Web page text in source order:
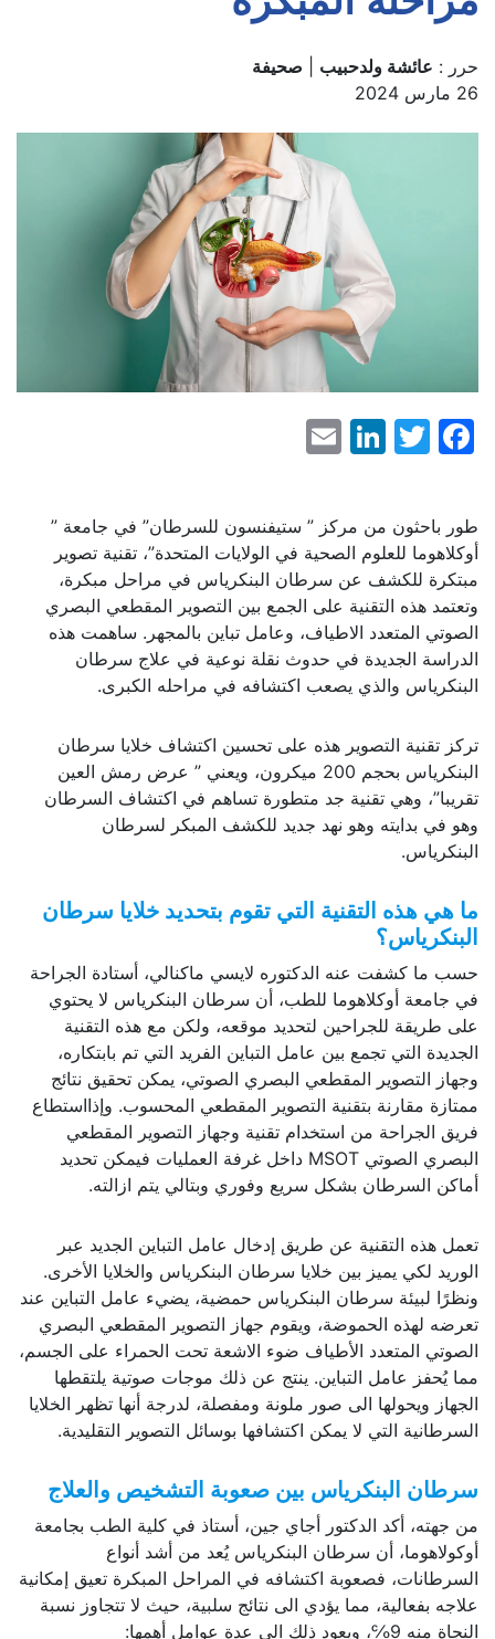
حرر : عائشة ولدحبيب
صحيفة
26 مارس 2024
Facebook
Twitter
LinkedIn
طور باحثون من مركز ” ستيفنسون للسرطان” في جامعة ”
أوكلاهوما للعلوم الصحية في الولايات المتحدة”، تقنية تصوير
مبتكرة للكشف عن سرطان البنكرياس في مراحل مبكرة،
وتعتمد هذه التقنية على الجمع بين التصوير المقطعي البصري
الصوتي المتعدد الاطياف، وعامل تباين بالمجهر. ساهمت هذه
الدراسة الجديدة في حدوث نقلة نوعية في علاج سرطان
البنكرياس والذي يصعب اكتشافه في مراحله الكبرى.
تركز تقنية التصوير هذه على تحسين اكتشاف خلايا سرطان
البنكرياس بحجم 200 ميكرون، ويعني ” عرض رمش العين
تقريبا”، وهي تقنية جد متطورة تساهم في اكتشاف السرطان
وهو في بدايته وهو نهد جديد للكشف المبكر لسرطان
البنكرياس.
ما هي هذه التقنية التي تقوم بتحديد خلايا سرطان
البنكرياس؟
حسب ما كشفت عنه الدكتوره لايسي ماكنالي، أستادة الجراحة
في جامعة أوكلاهوما للطب، أن سرطان البنكرياس لا يحتوي
على طريقة للجراحين لتحديد موقعه، ولكن مع هذه التقنية
الجديدة التي تجمع بين عامل التباين الفريد التي تم بابتكاره،
وجهاز التصوير المقطعي البصري الصوتي، يمكن تحقيق نتائج
ممتازة مقارنة بتقنية التصوير المقطعي المحسوب. وإذااستطاع
فريق الجراحة من استخدام تقنية وجهاز التصوير المقطعي
البصري الصوتي MSOT داخل غرفة العمليات فيمكن تحديد
أماكن السرطان بشكل سريع وفوري وبتالي يتم ازالته.
تعمل هذه التقنية عن طريق إدخال عامل التباين الجديد عبر
الوريد لكي يميز بين خلايا سرطان البنكرياس والخلايا الأخرى.
ونظرًا لبيئة سرطان البنكرياس حمضية، يضيء عامل التباين عند
تعرضه لهذه الحموضة، ويقوم جهاز التصوير المقطعي البصري
الصوتي المتعدد الأطياف ضوء الاشعة تحت الحمراء على الجسم،
مما يُحفز عامل التباين. ينتج عن ذلك موجات صوتية يلتقطها
الجهاز ويحولها الى صور ملونة ومفصلة، لدرجة أنها تظهر الخلايا
السرطانية التي لا يمكن اكتشافها بوسائل التصوير التقليدية.
سرطان البنكرياس بين صعوبة التشخيص والعلاج
من جهته، أكد الدكتور أجاي جين، أستاذ في كلية الطب بجامعة
أوكولاهوما، أن سرطان البنكرياس يُعد من أشد أنواع
السرطانات، فصعوبة اكتشافه في المراحل المبكرة تعيق إمكانية
علاجه بفعالية، مما يؤدي الى نتائج سلبية، حيث لا تتجاوز نسبة
النجاة منه 9℅، ويعود ذلك الى عدة عوامل أهمها: